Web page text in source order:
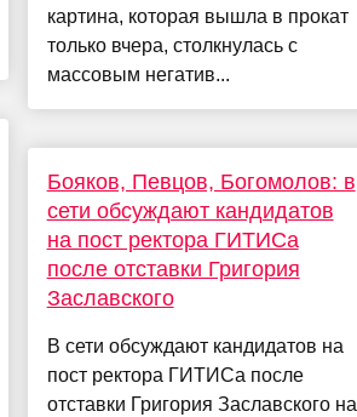
картина, которая вышла в прокат
только вчера, столкнулась с
массовым негатив...
Бояков, Певцов, Богомолов: в
сети обсуждают кандидатов
на пост ректора ГИТИСа
после отставки Григория
Заславского
В сети обсуждают кандидатов на
пост ректора ГИТИСа после
отставки Григория Заславского на